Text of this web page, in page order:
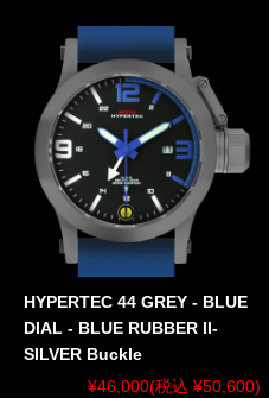
HYPERTEC 44 GREY - BLUE
DIAL - BLUE RUBBER II-
SILVER Buckle
¥46,000(税込 ¥50,600)